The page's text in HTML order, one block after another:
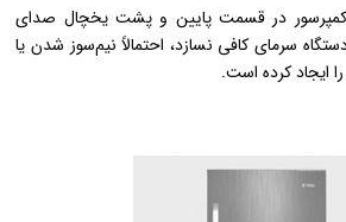
در قسمت پایین و پشت یخچال صدای
سرمای کافی نسازد، احتمالاً نیم‌سوز شدن یا
ایجاد کرده است.